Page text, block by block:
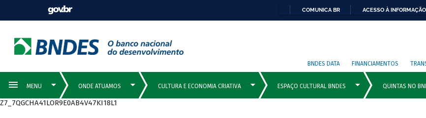
COMUNICA BR ACESSO À INFORMAÇÃO
BNDES DATA FINANCIAMENTOS
Z7_7QGCHA41LOR9E0AB4V47KI18L1